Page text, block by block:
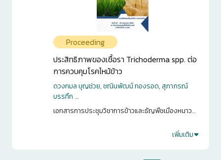
Proceeding
ประสิทธิภาพของเชื้อรา Trichoderma spp. ต่อ
การควบคุมโรคไหม้ข้าว
ดวงกมล บุญช่วย, ชณินพัฒน์ ทองรอด, สุภาภรณ์
บรรทึก ...
เอกสารการประชุมวิชาการข้าวและธัญพืชเมืองหนาว
ข้าวภาคเหนือตอนล่าง ครั้งที่ 15. กรุงเทพฯ. 2568. หน้า
เพิ่มเติม